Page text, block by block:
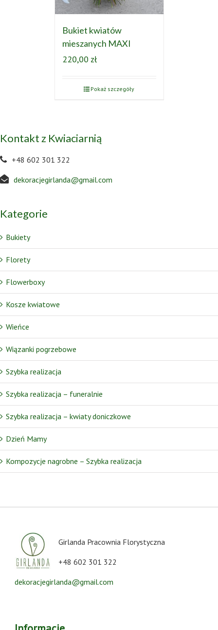
Bukiet kwiatów
mieszanych MAXI
220,00 zł
Pokaż szczegóły
Kontakt z Kwiaciarnią
+48 602 301 322
dekoracjegirlanda@gmail.com
Kategorie
Bukiety
Florety
Flowerboxy
Kosze kwiatowe
Wieńce
Wiązanki pogrzebowe
Szybka realizacja
Szybka realizacja – funeralnie
Szybka realizacja – kwiaty doniczkowe
Dzień Mamy
Kompozycje nagrobne – Szybka realizacja
Girlanda Pracownia Florystyczna
+48 602 301 322
dekoracjegirlanda@gmail.com